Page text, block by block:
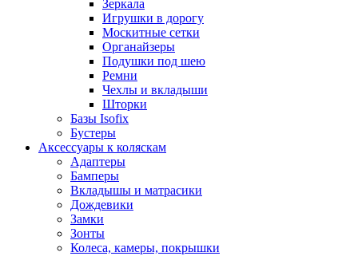
Зеркала
Игрушки в дорогу
Москитные сетки
Органайзеры
Подушки под шею
Ремни
Чехлы и вкладыши
Шторки
Базы Isofix
Бустеры
Аксессуары к коляскам
Адаптеры
Бамперы
Вкладышы и матрасики
Дождевики
Замки
Зонты
Колеса, камеры, покрышки